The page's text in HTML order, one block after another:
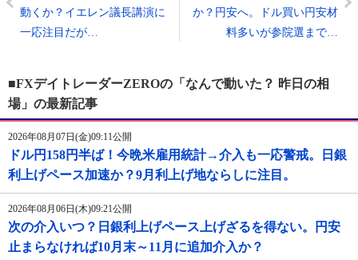
動くか？イエレン議長講演に
一応注目だが…
か？円安へ。ドル買い円安材
料多いが参院選まで…
■FXデイトレーダーZEROの「なんで動いた？ 昨日の相
場」の最新記事
2026年08月07日(金)09:11公開
ドル円158円半ば！今晩米雇用統計→介入も一応警戒。日銀
利上げペース加速か？9月利上げ地ならしに注目。
2026年08月06日(木)09:21公開
次の介入いつ？日銀利上げペース上げざるを得ない。円安
止まらなければ10月末～11月に追加介入か？